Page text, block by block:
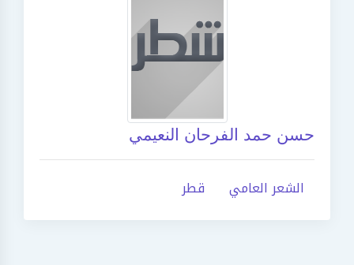
حسن حمد الفرحان النعيمي
الشعر العامي قطر